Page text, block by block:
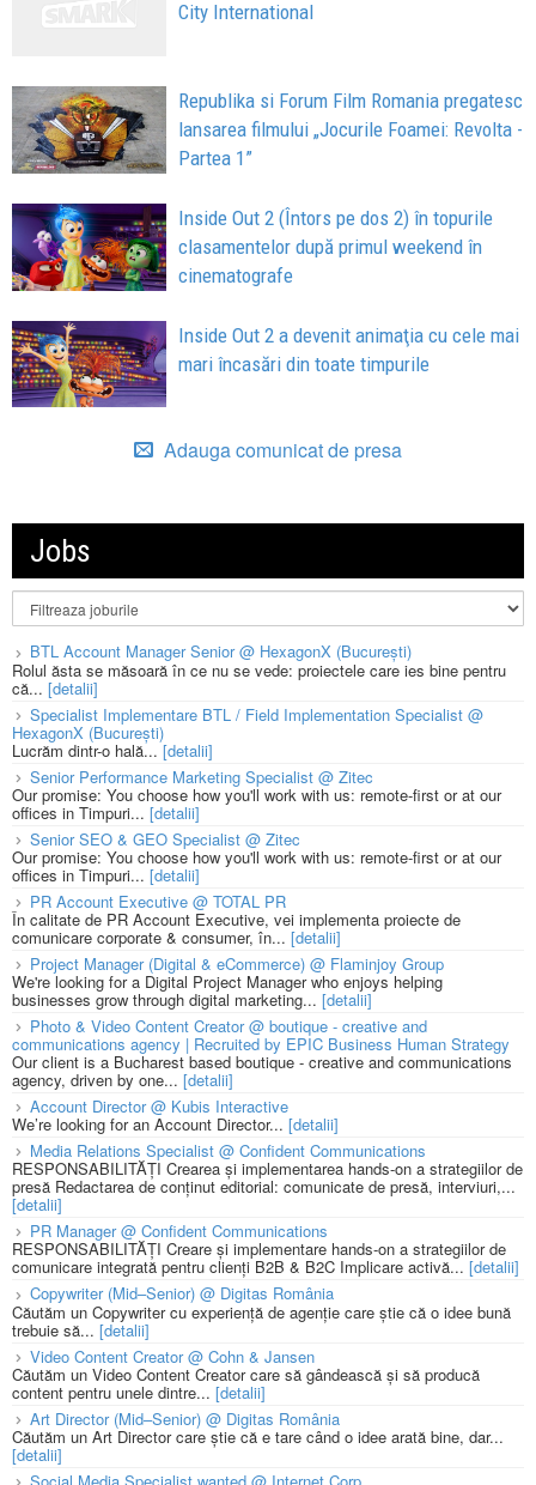
City International
Republika si Forum Film Romania pregatesc
lansarea filmului „Jocurile Foamei: Revolta -
Partea 1”
Inside Out 2 (Întors pe dos 2) în topurile
clasamentelor după primul weekend în
cinematografe
Inside Out 2 a devenit animaţia cu cele mai
mari încasări din toate timpurile
Adauga comunicat de presa
Jobs
BTL Account Manager Senior @ HexagonX (București)
Rolul ăsta se măsoară în ce nu se vede: proiectele care ies bine pentru
că... [detalii]
Specialist Implementare BTL / Field Implementation Specialist @
HexagonX (București)
Lucrăm dintr-o hală...[detalii]
Senior Performance Marketing Specialist @ Zitec
Our promise: You choose how you'll work with us: remote-first or at our
offices in Timpuri... [detalii]
Senior SEO & GEO Specialist @ Zitec
Our promise: You choose how you'll work with us: remote-first or at our
offices in Timpuri... [detalii]
PR Account Executive @ TOTAL PR
În calitate de PR Account Executive, vei implementa proiecte de
comunicare corporate & consumer, în... [detalii]
Project Manager (Digital & eCommerce) @ Flaminjoy Group
We're looking for a Digital Project Manager who enjoys helping
businesses grow through digital marketing... [detalii]
Photo & Video Content Creator @ boutique - creative and
communications agency | Recruited by EPIC Business Human Strategy
Our client is a Bucharest based boutique - creative and communications
agency, driven by one... [detalii]
Account Director @ Kubis Interactive
We’re looking for an Account Director... [detalii]
Media Relations Specialist @ Confident Communications
RESPONSABILITĂȚI Crearea și implementarea hands-on a strategiilor de
presă Redactarea de conținut editorial: comunicate de presă, interviuri,...
[detalii]
PR Manager @ Confident Communications
RESPONSABILITĂȚI Creare și implementare hands-on a strategiilor de
comunicare integrată pentru clienți B2B & B2C Implicare activă... [detalii]
Copywriter (Mid–Senior) @ Digitas România
Căutăm un Copywriter cu experiență de agenție care știe că o idee bună
trebuie să... [detalii]
Video Content Creator @ Cohn & Jansen
Căutăm un Video Content Creator care să gândească și să producă
content pentru unele dintre... [detalii]
Art Director (Mid–Senior) @ Digitas România
Căutăm un Art Director care știe că e tare când o idee arată bine, dar...
[detalii]
Social Media Specialist wanted @ Internet Corp